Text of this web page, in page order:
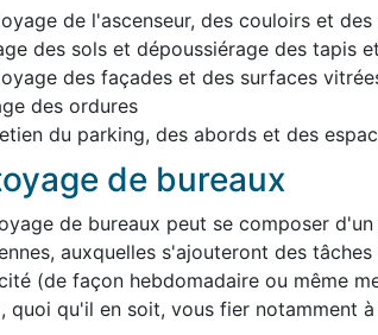
de l'ascenseur, des couloirs et des
des sols et dépoussiérage des tapis
des façades et des surfaces
des ordures
du parking, des abords et des
de bureaux
de bureaux peut se composer
auxquelles s'ajouteront des
(de façon hebdomadaire ou même
quoi qu'il en soit, vous fier notamment